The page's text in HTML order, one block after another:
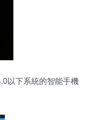
以下系統的智能手機